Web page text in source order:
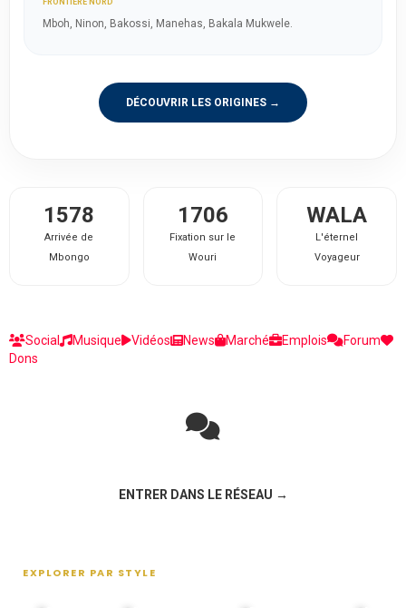
Mboh, Ninon, Bakossi, Manehas, Bakala Mukwele.
DÉCOUVRIR LES ORIGINES →
1578
Arrivée de
Mbongo
1706
Fixation sur le
Wouri
WALA
L'éternel
Voyageur
Social Musique Vidéos News Marché Emplois
Forum
Dons
ENTRER DANS LE RÉSEAU →
EXPLORER PAR STYLE